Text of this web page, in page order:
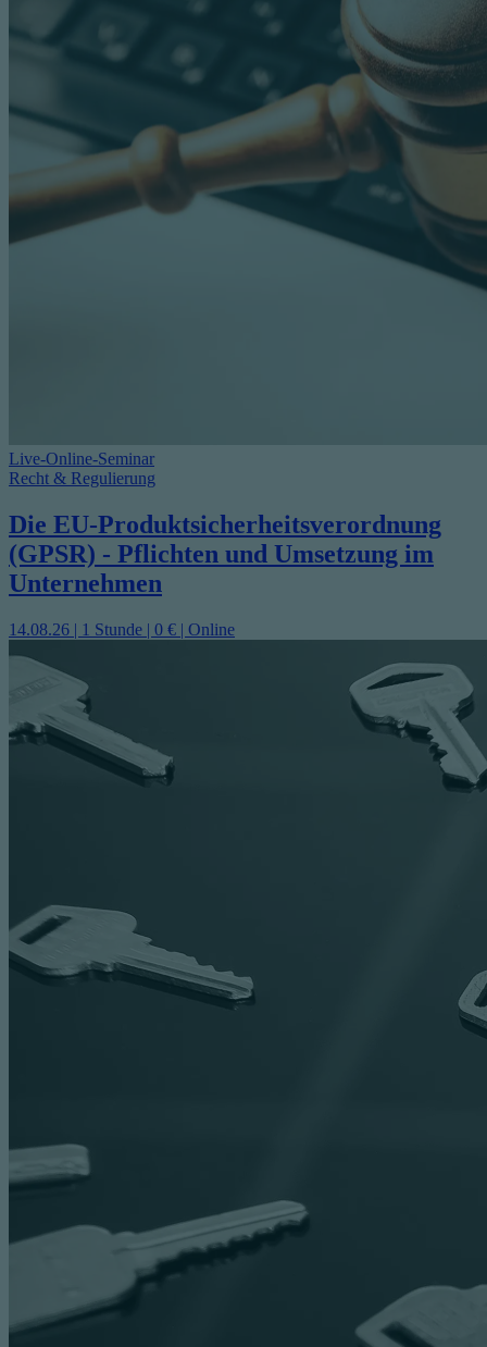
Live-Online-Seminar
Recht & Regulierung
Die EU-Produktsicherheitsverordnung
(GPSR) - Pflichten und Umsetzung im
Unternehmen
14.08.26 | 1 Stunde | 0 € | Online